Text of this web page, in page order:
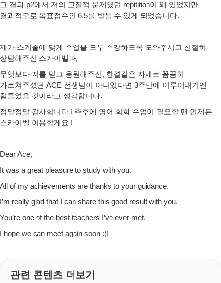
그 결과 p2에서 저의 고질적 문제였던 repitition이 꽤 있었지만
결과적으로 목표점수인 6.5를 받을 수 있게 되었습니다.
제가 스케줄에 맞게 수업을 모두 수강하도록 도와주시고 친절히
상담해주신 스카이벨과,
무엇보다 저를 믿고 응원해주신, 한결같은 자세로 꼼꼼히
가르쳐주셨던 ACE 선생님이 아니었다면 3주만에 이루어내기엔
힘들었을 것이라고 생각합니다.
정말정말 감사합니다 ! 추후에 영어 회화 수업이 필요할 땐 언제든
스카이벨 이용할게요 !
Dear Ace,
It was a great pleasure to study with you.
All of my achievements are thanks to your guidance.
I’m really glad that I can share this good result with you.
You’re one of the best teachers I’ve ever met.
I hope we can meet again soon :)!
관련 콘텐츠 더보기